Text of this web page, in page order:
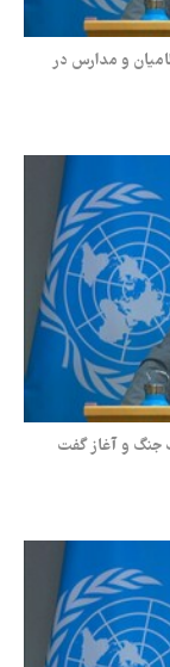
و مدارس در
جنگ و آغاز گفت